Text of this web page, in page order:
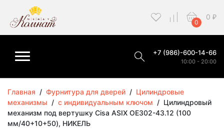
0
0 ₽
+7 (986)-600-14-66
10:00 - 20:00
Главная / Фурнитура для дверей / Цилиндровые
механизмы / с индивидуальным ключом / Цилиндровый
механизм под вертушку Cisa ASIX OE302-43.12 (100
мм/40+10+50), НИКЕЛЬ